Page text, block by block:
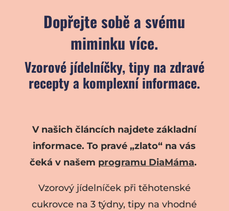
Dopřejte sobě a svému
miminku více.
Vzorové jídelníčky, tipy na zdravé
recepty a komplexní informace.
V našich článcích najdete základní
informace. To pravé „zlato“ na vás
čeká v našem programu DiaMáma.
Vzorový jídelníček při těhotenské
cukrovce na 3 týdny, tipy na vhodné